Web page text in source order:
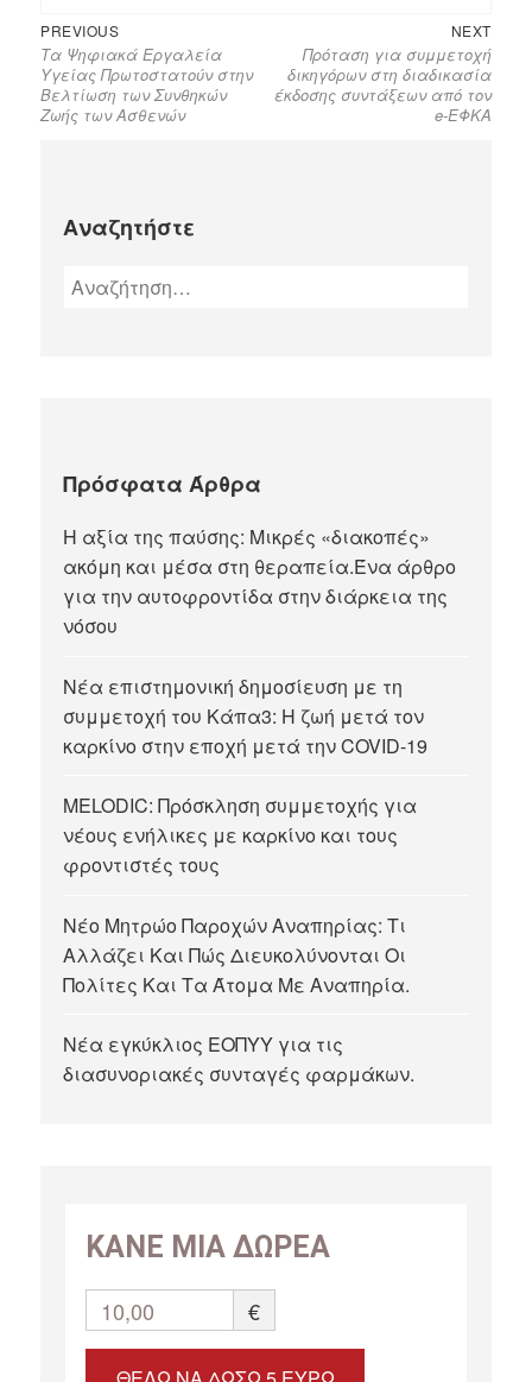
PREVIOUS
Τα Ψηφιακά Εργαλεία
Υγείας Πρωτοστατούν στην
Βελτίωση των Συνθηκών
Ζωής των Ασθενών
NEXT
Πρόταση για συμμετοχή
δικηγόρων στη διαδικασία
έκδοσης συντάξεων από τον
e-ΕΦΚΑ
Αναζητήστε
Πρόσφατα Άρθρα
Η αξία της παύσης: Μικρές «διακοπές»
ακόμη και μέσα στη θεραπεία.Ένα άρθρο
για την αυτοφροντίδα στην διάρκεια της
νόσου
Νέα επιστημονική δημοσίευση με τη
συμμετοχή του Κάπα3: Η ζωή μετά τον
καρκίνο στην εποχή μετά την COVID-19
MELODIC: Πρόσκληση συμμετοχής για
νέους ενήλικες με καρκίνο και τους
φροντιστές τους
Νέο Μητρώο Παροχών Αναπηρίας: Τι
Αλλάζει Και Πώς Διευκολύνονται Οι
Πολίτες Και Τα Άτομα Με Αναπηρία.
Νέα εγκύκλιος ΕΟΠΥΥ για τις
διασυνοριακές συνταγές φαρμάκων.
ΚΑΝΕ ΜΙΑ ΔΩΡΕΑ
10,00 €